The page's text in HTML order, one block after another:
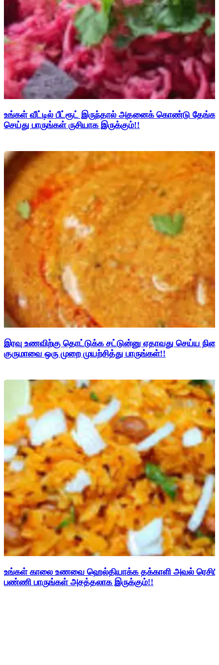
உங்கள் வீட்டில் பீட்ரூட் இருந்தால் அதனைக் கொண்டு
செய்து பாருங்கள் ருசியாக இருக்கும்!!
இரவு உணவிற்கு தொட்டுக்க சட்டுன்னு ஏதாவது செய்ய
குருமாவை ஒரு முறை முயற்சித்து பாருங்கள்!!
உங்கள் காலை உணவை ஹெல்தியாக்க தக்காளி அவல்
பண்ணி பாருங்கள் அசத்தலாக இருக்கும்!!